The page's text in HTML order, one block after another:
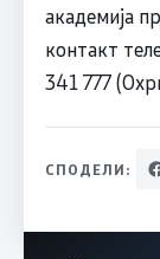
академија
контакт
341 777
СПОДЕЛИ: